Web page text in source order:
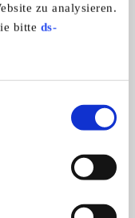
zu analysieren.
bitte ds-